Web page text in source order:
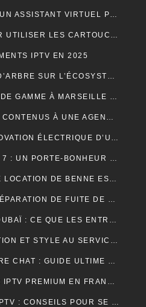
POURQUOI OPTER POUR UN ASSISTANT VIRTUEL POUR SA PME ET TPE : LA CLÉ D’UNE EFFICACITÉ DÉCUPLÉE
LE GUIDE COMPLET POUR UTILISER LES CARTOUCHES DE CRÈME AU PROTOXYDE D’AZOTE DE MANIÈRE SÛRE ET CRÉATIVE DANS LA CUISINE
IPTV EN 2025
L’IMPACT DE L’ÉTÊTAGE D’ARBRE SUR L’ÉCOSYSTÈME
RÉSERVATION VTC HAUT DE GAMME À MARSEILLE : LUXE ET CONFORT
POURQUOI CONFIER VOS CONTENUS À UNE AGENCE DE RÉDACTION ? LA CLÉ DU SUCCÈS EN LIGNE
COMBIEN COÛTE LA RÉNOVATION ÉLECTRIQUE D’UNE MAISON OU D’UN APPARTEMENT ?
LE POUVOIR DU CHIFFRE 7 : UN PORTE-BONHEUR MYSTIQUE
COMMENT LE PRIX D’UNE LOCATION DE BENNE EST-IL CALCULÉ ?
LES AVANTAGES D’UNE RÉPARATION DE FUITE DE TOITURE EN URGENCE
COMPRENDRE LA TVA À DUBAÏ : CE QUE LES ENTREPRISES DOIVENT SAVOIR
LA CRÉDENCE : PROTECTION ET STYLE AU SERVICE DE VOTRE INTÉRIEUR
COMMENT NOURRIR VOTRE CHAT : GUIDE ULTIME SUR LA NUTRITION ADAPTÉE ET OPTIMALE
MEILLEUR FOURNISSEUR IPTV PREMIUM EN FRANCE : UNE EXPÉRIENCE TÉLÉVISUELLE SUR MESURE
TROUVER LE MEILLEUR IPTV : CONSEILS POUR SE RETROUVER PLUS FACILEMENT